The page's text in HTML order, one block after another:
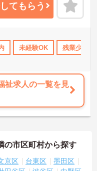
合わせください。
てもらう
未経験OK 残業少なめ
祉求人の一覧を見
の市区町村から探す
京区 台東区
墨田区